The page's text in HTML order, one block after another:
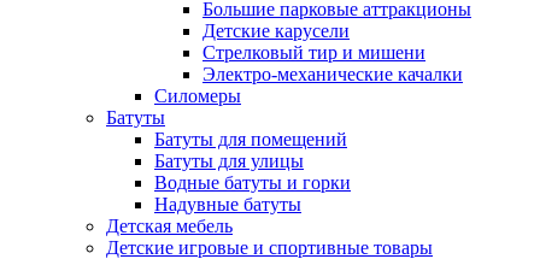
Большие парковые аттракционы
Детские карусели
Стрелковый тир и мишени
Электро-механические качалки
Силомеры
Батуты
Батуты для помещений
Батуты для улицы
Водные батуты и горки
Надувные батуты
Детская мебель
Детские игровые и спортивные товары